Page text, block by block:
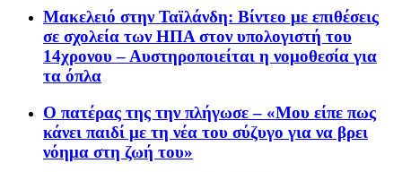
Μακελειό στην Ταϊλάνδη: Βίντεο με επιθέσεις
σε σχολεία των ΗΠΑ στον υπολογιστή του
14χρονου – Αυστηροποιείται η νομοθεσία για
τα όπλα
Ο πατέρας της την πλήγωσε – «Μου είπε πως
κάνει παιδί με τη νέα του σύζυγο για να βρει
νόημα στη ζωή του»